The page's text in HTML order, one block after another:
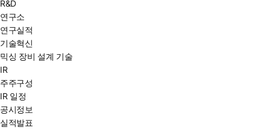
R&D
연구소
연구실적
기술혁신
믹싱 장비 설계 기술
IR
주주구성
IR 일정
공시정보
실적발표